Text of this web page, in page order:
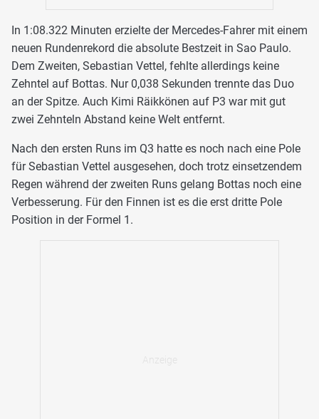
In 1:08.322 Minuten erzielte der Mercedes-Fahrer mit einem
neuen Rundenrekord die absolute Bestzeit in Sao Paulo.
Dem Zweiten, Sebastian Vettel, fehlte allerdings keine
Zehntel auf Bottas. Nur 0,038 Sekunden trennte das Duo
an der Spitze. Auch Kimi Räikkönen auf P3 war mit gut
zwei Zehnteln Abstand keine Welt entfernt.
Nach den ersten Runs im Q3 hatte es noch nach eine Pole
für Sebastian Vettel ausgesehen, doch trotz einsetzendem
Regen während der zweiten Runs gelang Bottas noch eine
Verbesserung. Für den Finnen ist es die erst dritte Pole
Position in der Formel 1.